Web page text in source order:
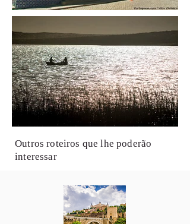
Outros roteiros que lhe poderão
interessar